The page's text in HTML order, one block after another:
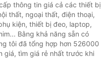
thông tin giá cả các thiết bị
thất, ngoại thất, điện thoại,
kiện, thiết bị đeo, laptop,
Bằng khả năng sẵn có
tôi đã tổng hợp hơn 526000
giá, tìm giá rẻ nhất trước khi